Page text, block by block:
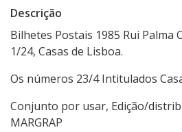
Descrição
Bilhetes Postais 1985 Rui Palma
1/24, Casas de Lisboa.
Os números 23/4 Intitulados
Conjunto por usar, Edição/
MARGRAP